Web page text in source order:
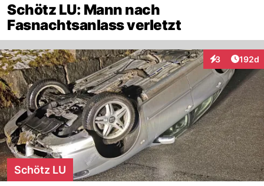
Schötz LU: Mann nach
Fasnachtsanlass verletzt
3
Interaktionen
192d
Schötz LU